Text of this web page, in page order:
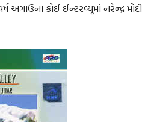
અગાઉના કોઈ ઈન્ટરવ્યૂમાં નરેન્દ્ર